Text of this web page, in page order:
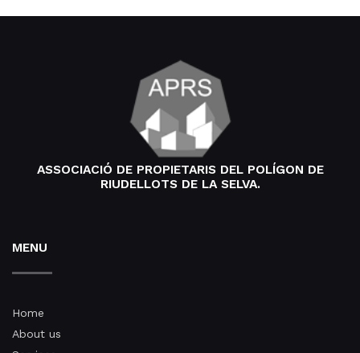
ASSOCIACIÓ DE PROPIETARIS DEL POLÍGON DE
RIUDELLOTS DE LA SELVA.
MENU
Home
About us